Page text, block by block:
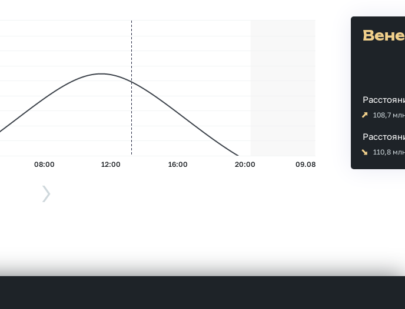
08:00 12:00 16:00 20:00 09.08
108,7
110,8
›